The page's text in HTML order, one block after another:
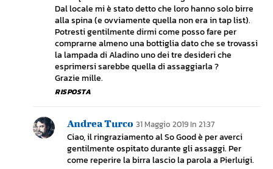
Dal locale mi è stato detto che loro hanno solo birre
alla spina (e ovviamente quella non era in tap list).
Potresti gentilmente dirmi come posso fare per
comprarne almeno una bottiglia dato che se trovassi
la lampada di Aladino uno dei tre desideri che
esprimersi sarebbe quella di assaggiarla ?
Grazie mille.
RISPOSTA
Andrea Turco 31 Maggio 2019 In 21:37
Ciao, il ringraziamento al So Good è per averci
gentilmente ospitato durante gli assaggi. Per
come reperire la birra lascio la parola a Pierluigi.